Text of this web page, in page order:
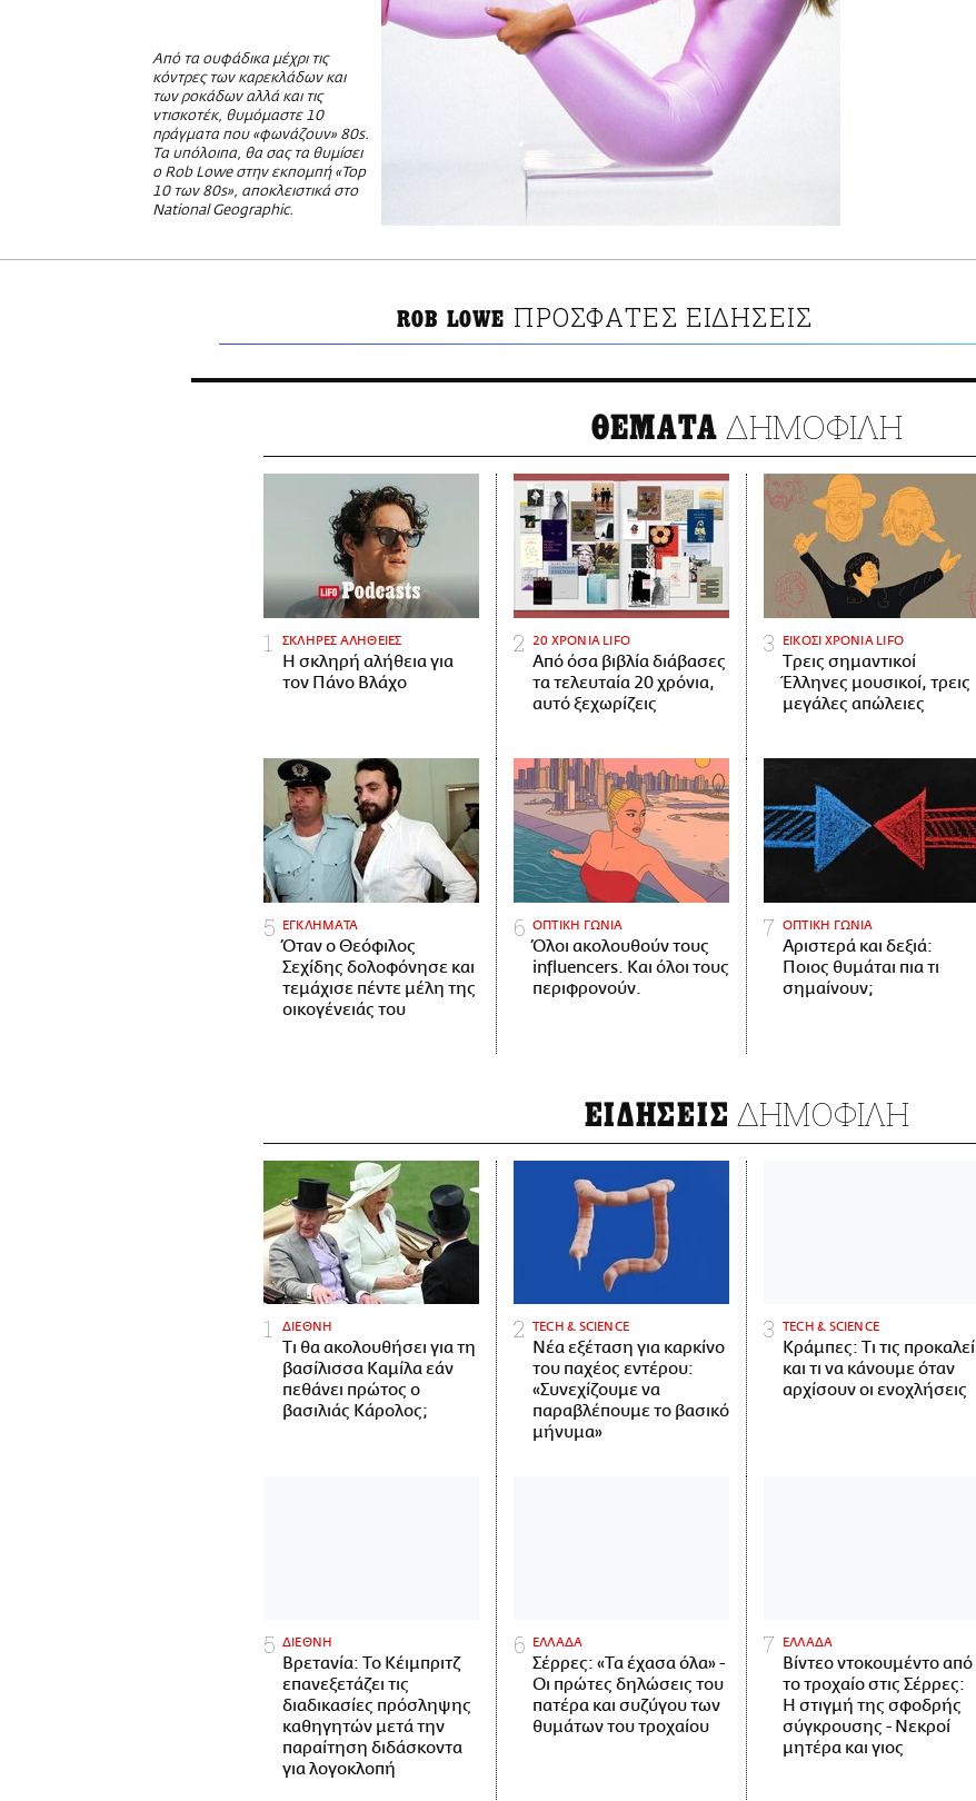
Από τα ουφάδικα μέχρι τις
κόντρες των καρεκλάδων και
των ροκάδων αλλά και τις
ντισκοτέκ, θυμόμαστε 10
πράγματα που «φωνάζουν» 80s.
Τα υπόλοιπα, θα σας τα θυμίσει
ο Rob Lowe στην εκπομπή «Top
10 των 80s», αποκλειστικά στο
National Geographic.
ROB LOWE ΠΡΟΣΦΑΤΕΣ ΕΙΔΗΣΕΙΣ
ΘΕΜΑΤΑ ΔΗΜΟΦΙΛΗ
ΣΚΛΗΡΕΣ ΑΛΗΘΕΙΕΣ
H σκληρή αλήθεια για
τον Πάνο Βλάχο
20 ΧΡΟΝΙΑ LIFO
Από όσα βιβλία διάβασες
τα τελευταία 20 χρόνια,
αυτό ξεχωρίζεις
ΕΙΚΟΣΙ ΧΡΟΝΙΑ LIFO
Tρεις σημαντικοί
Έλληνες μουσικοί, τρεις
μεγάλες απώλειες
ΕΓΚΛΗΜΑΤΑ
Όταν ο Θεόφιλος
Σεχίδης δολοφόνησε και
τεμάχισε πέντε μέλη της
οικογένειάς του
ΟΠΤΙΚΗ ΓΩΝΙΑ
Όλοι ακολουθούν τους
influencers. Και όλοι τους
περιφρονούν.
ΟΠΤΙΚΗ ΓΩΝΙΑ
Αριστερά και δεξιά:
Ποιος θυμάται πια τι
σημαίνουν;
ΕΙΔΗΣΕΙΣ ΔΗΜΟΦΙΛΗ
ΔΙΕΘΝΗ
Τι θα ακολουθήσει για τη
βασίλισσα Καμίλα εάν
πεθάνει πρώτος ο
βασιλιάς Κάρολος;
ΤECH & SCIENCE
Νέα εξέταση για καρκίνο
του παχέος εντέρου:
«Συνεχίζουμε να
παραβλέπουμε το βασικό
μήνυμα»
ΤECH & SCIENCE
Κράμπες: Τι τις προκαλεί
και τι να κάνουμε όταν
αρχίσουν οι ενοχλήσεις
ΔΙΕΘΝΗ
Βρετανία: Το Κέιμπριτζ
επανεξετάζει τις
διαδικασίες πρόσληψης
καθηγητών μετά την
παραίτηση διδάσκοντα
για λογοκλοπή
ΕΛΛΑΔΑ
Σέρρες: «Τα έχασα όλα» -
Οι πρώτες δηλώσεις του
πατέρα και συζύγου των
θυμάτων του τροχαίου
ΕΛΛΑΔΑ
Βίντεο ντοκουμέντο από
το τροχαίο στις Σέρρες:
Η στιγμή της σφοδρής
σύγκρουσης - Νεκροί
μητέρα και γιος